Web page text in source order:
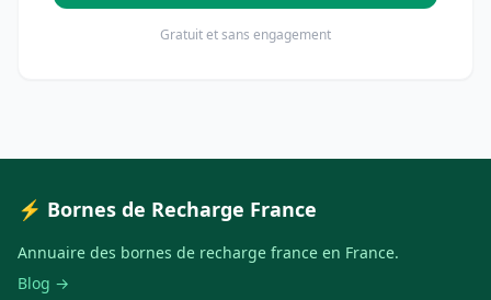
Gratuit et sans engagement
⚡ Bornes de Recharge France
Annuaire des bornes de recharge france en France.
Blog →